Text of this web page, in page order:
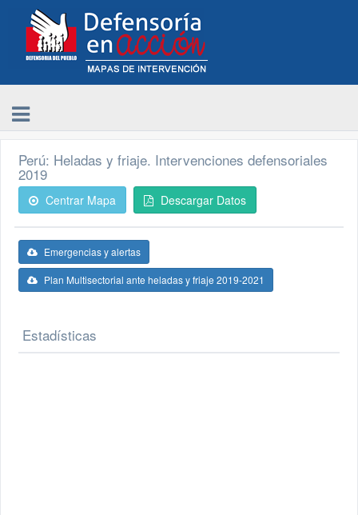
Perú: Heladas y friaje. Intervenciones defensoriales
2019
Centrar Mapa Descargar Datos
Emergencias y alertas
Plan Multisectorial ante heladas y friaje 2019-2021
Estadísticas